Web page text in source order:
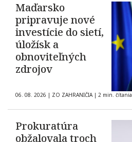
Maďarsko
pripravuje nové
investície do sietí,
úložísk a
obnoviteľných
zdrojov
06. 08. 2026 | ZO ZAHRANIČIA | 2 min. čítania
Prokuratúra
obžalovala troch